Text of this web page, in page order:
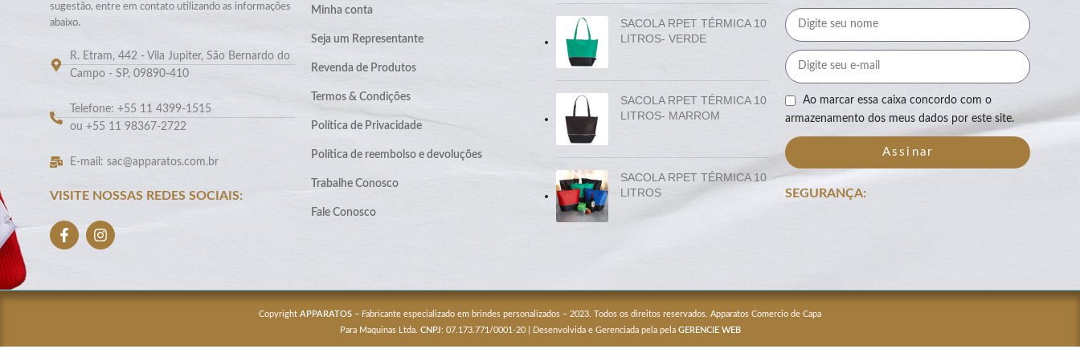
sugestão, entre em contato utilizando as informações
abaixo.
R. Etram, 442 - Vila Jupiter, São Bernardo do
Campo - SP, 09890-410
Telefone: +55 11 4399-1515
ou +55 11 98367-2722
E-mail: sac@apparatos.com.br
VISITE NOSSAS REDES SOCIAIS:
Minha conta
Seja um Representante
Revenda de Produtos
Termos & Condições
Política de Privacidade
Política de reembolso e devoluções
Trabalhe Conosco
Fale Conosco
SACOLA RPET TÉRMICA 10
LITROS- VERDE
SACOLA RPET TÉRMICA 10
LITROS- MARROM
SACOLA RPET TÉRMICA 10
LITROS
Ao marcar essa caixa concordo com o
armazenamento dos meus dados por este site.
Assinar
SEGURANÇA:
Copyright APPARATOS – Fabricante especializado em brindes personalizados – 2023. Todos os direitos reservados. Apparatos Comercio de Capa
Para Maquinas Ltda. CNPJ: 07.173.771/0001-20 | Desenvolvida e Gerenciada pela pela GERENCIE WEB